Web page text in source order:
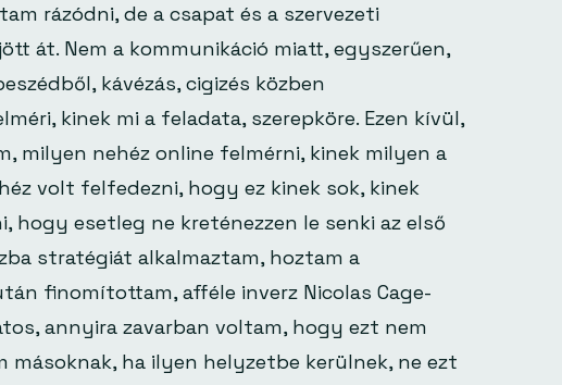
rázódni, de a csapat és a szervezeti
át. Nem a kommunikáció miatt, egyszerűen,
kávézás, cigizés közben
kinek mi a feladata, szerepköre. Ezen kívül,
milyen nehéz online felmérni, kinek milyen a
volt felfedezni, hogy ez kinek sok, kinek
hogy esetleg ne kreténezzen le senki az első
stratégiát alkalmaztam, hoztam a
finomítottam, afféle inverz Nicolas Cage-
annyira zavarban voltam, hogy ezt nem
ha ilyen helyzetbe kerülnek, ne ezt